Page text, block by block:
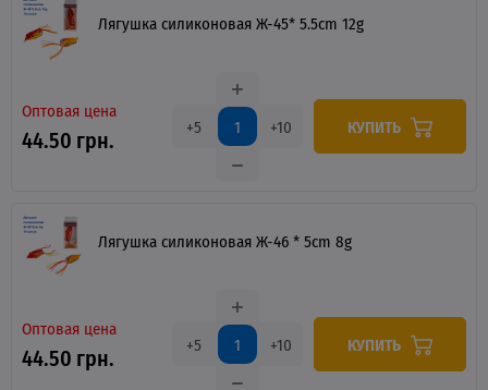
Лягушка силиконовая Ж-45* 5.5cm 12g
Оптовая цена
44.50 грн. +5 +10 КУПИТЬ
Лягушка силиконовая Ж-46 * 5cm 8g
Оптовая цена
44.50 грн. +5 +10 КУПИТЬ